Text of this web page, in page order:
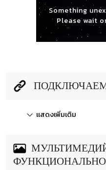
Something
Please wait
แสดงเพิ่มเติม